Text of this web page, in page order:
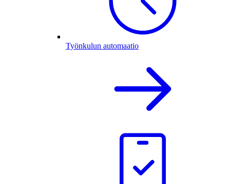
Työnkulun automaatio